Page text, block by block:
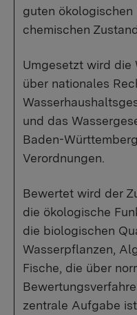
guten
chemischen
Umgesetzt wird die
über nationales
und das
Baden-
Verordnungen.
Bewertet wird der
die ökologische
die biologischen
Wasserpflanzen,
Fische, die über
zentrale Aufgabe